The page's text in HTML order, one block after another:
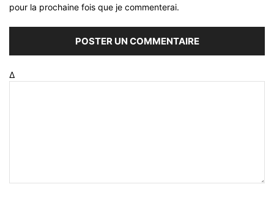
pour la prochaine fois que je commenterai.
Δ